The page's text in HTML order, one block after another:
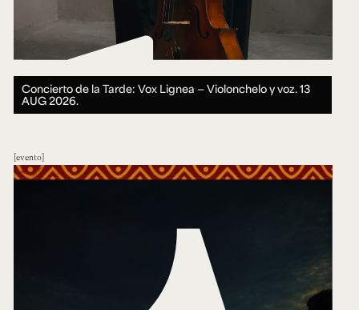
Concierto de la Tarde: Vox Lignea — Violonchelo y voz.13
AUG 2026.
evento